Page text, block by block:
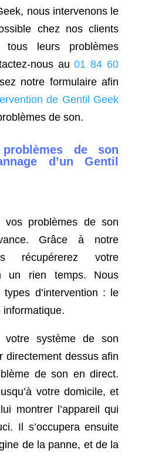
nous intervenons le
chez nos clients
leurs problèmes
nous au01 84 60
notre formulaire afin
de Gentil Geek
de son.
de son
d’un Gentil
vos problèmes de son
Grâce à notre
récupérerez votre
un rien temps. Nous
d’intervention : le
informatique.
votre système de son
directement dessus afin
de son en direct.
votre domicile, et
montrer l’appareil qui
Il s’occupera ensuite
de la panne, et de la